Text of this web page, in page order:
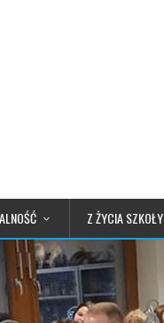
Z ŻYCIA SZKOŁY